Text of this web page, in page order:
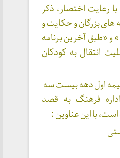
رعایت اختصار، ذکر
های بزرگان و حکایت و
و «طبق آخرین برنامه
انتقال به کودکان
اول دهه بیست سه
فرهنگ به قصد
با این عناوین :